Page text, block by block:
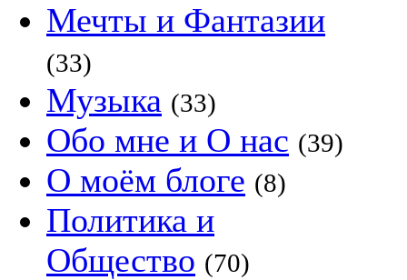
Мечты и Фантазии
(33)
Музыка (33)
Обо мне и О нас (39)
О моём блоге (8)
Политика и
Общество (70)